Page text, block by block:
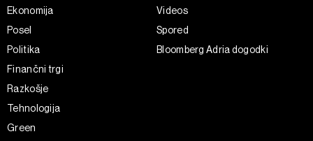
Ekonomija
Posel
Politika
Finančni trgi
Razkošje
Tehnologija
Green
Videos
Spored
Bloomberg Adria dogodki